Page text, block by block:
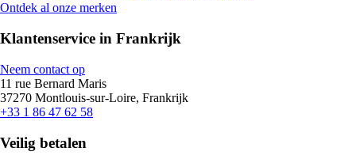
Ontdek al onze merken
Klantenservice in Frankrijk
Neem contact op
11 rue Bernard Maris
37270 Montlouis-sur-Loire, Frankrijk
+33 1 86 47 62 58
Veilig betalen